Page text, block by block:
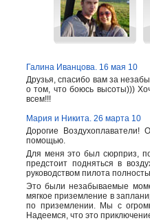
Галина Иванцова. 16 мая 10
Друзья, спасибо вам за
о том, что боюсь высоты)))
всем!!!
Мария и Никита. 26 марта 10
Дорогие
помощью.
Для меня это был сюрприз,
предстоит подняться в
руководством пилота
Это были незабываемые
мягкое приземление в
по приземлении. Мы с
Надеемся, что это